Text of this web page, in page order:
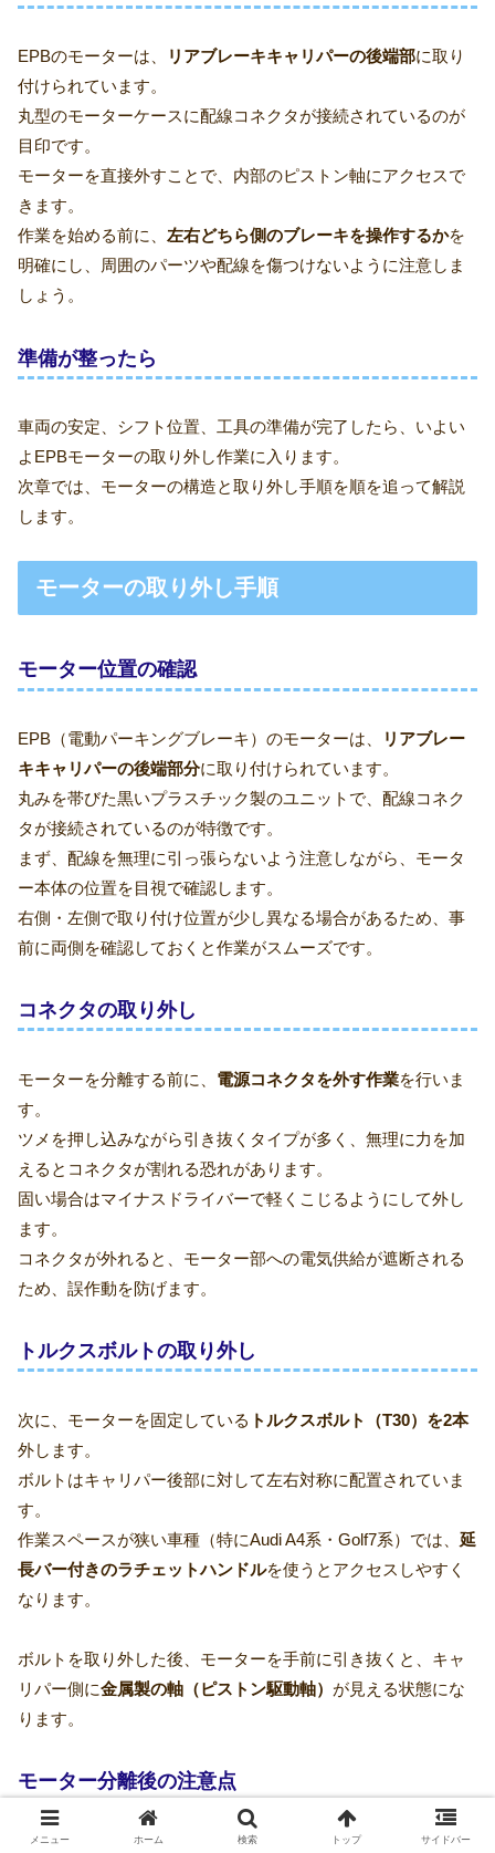
EPBのモーターは、 リアブレーキキャリパーの後端部に取り
付けられています。
丸型のモーターケースに配線コネクタが接続されているのが
目印です。
モーターを直接外すことで、内部のピストン軸にアクセスで
きます。
作業を始める前に、 左右どちら側のブレーキを操作するかを
明確にし、周囲のパーツや配線を傷つけないように注意しま
しょう。
準備が整ったら
車両の安定、シフト位置、工具の準備が完了したら、いよい
よEPBモーターの取り外し作業に入ります。
次章では、モーターの構造と取り外し手順を順を追って解説
します。
モーターの取り外し手順
モーター位置の確認
EPB（電動パーキングブレーキ）のモーターは、
リアブレー
キキャリパーの後端部分に取り付けられています。
丸みを帯びた黒いプラスチック製のユニットで、配線コネク
タが接続されているのが特徴です。
まず、配線を無理に引っ張らないよう注意しながら、モータ
ー本体の位置を目視で確認します。
右側・左側で取り付け位置が少し異なる場合があるため、事
前に両側を確認しておくと作業がスムーズです。
コネクタの取り外し
モーターを分離する前に、 電源コネクタを外す作業を行いま
す。
ツメを押し込みながら引き抜くタイプが多く、無理に力を加
えるとコネクタが割れる恐れがあります。
固い場合はマイナスドライバーで軽くこじるようにして外し
ます。
コネクタが外れると、モーター部への電気供給が遮断される
ため、誤作動を防げます。
トルクスボルトの取り外し
次に、モーターを固定している トルクスボルト（T30）を2本
外します。
ボルトはキャリパー後部に対して左右対称に配置されていま
す。
作業スペースが狭い車種（特にAudi A4系・Golf7系）では、 延
長バー付きのラチェットハンドルを使うとアクセスしやすく
なります。
ボルトを取り外した後、モーターを手前に引き抜くと、キャ
リパー側に金属製の軸（ピストン駆動軸） が見える状態にな
ります。
モーター分離後の注意点
メニュー ホーム 検索 トップ サイドバー